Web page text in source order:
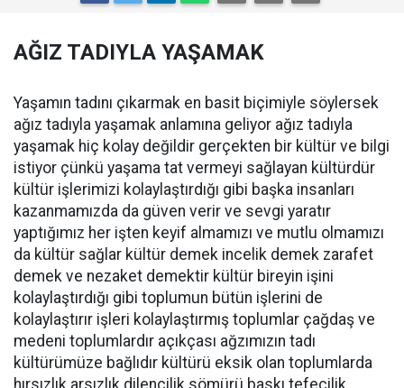
AĞIZ TADIYLA YAŞAMAK
Yaşamın tadını çıkarmak en basit biçimiyle söylersek
ağız tadıyla yaşamak anlamına geliyor ağız tadıyla
yaşamak hiç kolay değildir gerçekten bir kültür ve bilgi
istiyor çünkü yaşama tat vermeyi sağlayan kültürdür
kültür işlerimizi kolaylaştırdığı gibi başka insanları
kazanmamızda da güven verir ve sevgi yaratır
yaptığımız her işten keyif almamızı ve mutlu olmamızı
da kültür sağlar kültür demek incelik demek zarafet
demek ve nezaket demektir kültür bireyin işini
kolaylaştırdığı gibi toplumun bütün işlerini de
kolaylaştırır işleri kolaylaştırmış toplumlar çağdaş ve
medeni toplumlardır açıkçası ağzımızın tadı
kültürümüze bağlıdır kültürü eksik olan toplumlarda
hırsızlık arsızlık dilencilik sömürü baskı tefecilik